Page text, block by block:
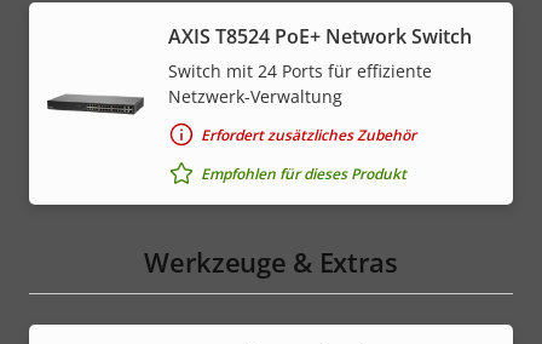
AXIS T8524 PoE+ Network Switch
Switch mit 24 Ports für effiziente
Netzwerk-Verwaltung
Erfordert zusätzliches Zubehör
Empfohlen für dieses Produkt
Werkzeuge & Extras